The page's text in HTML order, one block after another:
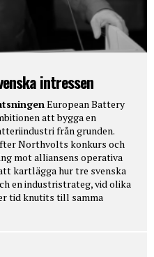
intressen
European Battery
att bygga en
från grunden.
Northvolts konkurs och
mot alliansens operativa
kartlägga hur tre svenska
en industristrateg, vid olika
tid knutits till samma